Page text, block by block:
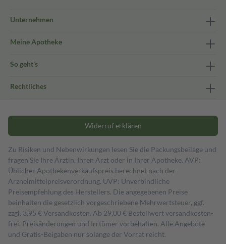
Unternehmen
Meine Apotheke
So geht's
Rechtliches
Widerruf erklären
Zu Risiken und Nebenwirkungen lesen Sie die Packungsbeilage und
fragen Sie Ihre Ärztin, Ihren Arzt oder in Ihrer Apotheke. AVP:
Üblicher Apothekenverkaufspreis berechnet nach der
Arzneimittelpreisverordnung. UVP: Unverbindliche
Preisempfehlung des Herstellers. Die angegebenen Preise
beinhalten die gesetzlich vorgeschriebene Mehrwertsteuer, ggf.
zzgl. 3,95 € Versandkosten. Ab 29,00 € Bestell­wert versand­kosten­
frei. Preisänderungen und Irrtümer vorbehalten. Alle Angebote
und Gratis-Beigaben nur solange der Vorrat reicht.